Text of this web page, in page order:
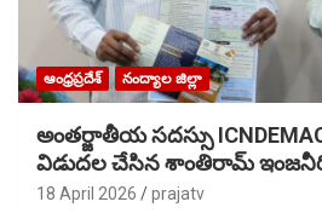
ఆంధ్రప్రదేశ్ నంద్యాల జిల్లా
అంతర్జాతీయ సదస్సు
విడుదల చేసిన శాంతిరామ్
18 April 2026 prajatv